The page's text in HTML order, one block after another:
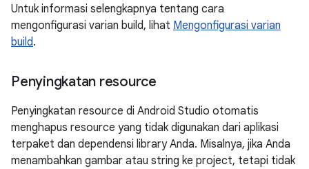
Untuk informasi selengkapnya tentang cara
mengonfigurasi varian build, lihat Mengonfigurasi varian
build.
Penyingkatan resource
Penyingkatan resource di Android Studio otomatis
menghapus resource yang tidak digunakan dari aplikasi
terpaket dan dependensi library Anda. Misalnya, jika Anda
menambahkan gambar atau string ke project, tetapi tidak